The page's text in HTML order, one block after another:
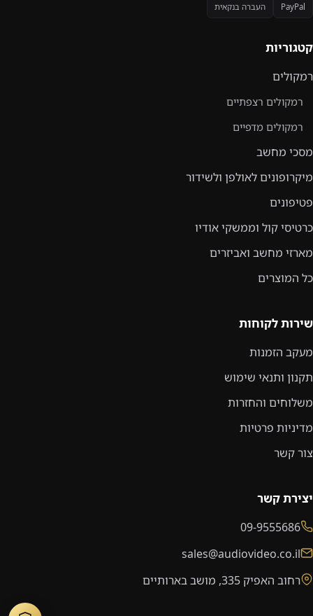
PayPal העברה בנקאית
קטגוריות
רמקולים
רמקולים רצפתיים
רמקולים מדפיים
מסכי מחשב
מיקרופונים לאולפן ולשידור
פטיפונים
כרטיסי קול וממשקי אודיו
מארזי מחשב ואביזרים
כל המוצרים
שירות לקוחות
מעקב הזמנות
תקנון ותנאי שימוש
משלוחים והחזרות
מדיניות פרטיות
צור קשר
יצירת קשר
09-9555686
sales@audiovideo.co.il
רחוב האפיק 335, מושב בארותיים